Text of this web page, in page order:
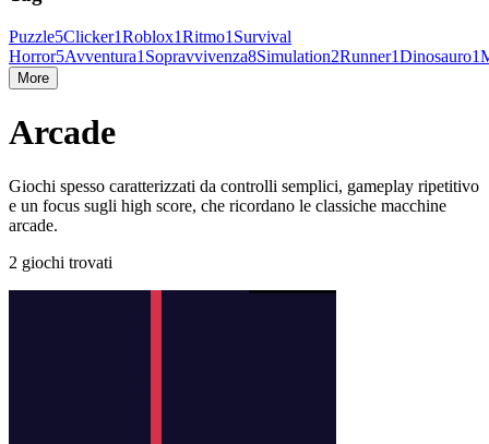
Puzzle5Clicker1Roblox1Ritmo1 Survival
Horror5Avventura1 Sopravvivenza8Simulation2Runner1Dinosauro1
More
Arcade
Giochi spesso caratterizzati da controlli semplici, gameplay ripetitivo
e un focus sugli high score, che ricordano le classiche macchine
arcade.
2 giochi trovati